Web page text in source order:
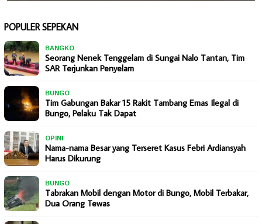
POPULER SEPEKAN
BANGKO
Seorang Nenek Tenggelam di Sungai Nalo Tantan, Tim
SAR Terjunkan Penyelam
BUNGO
Tim Gabungan Bakar 15 Rakit Tambang Emas Ilegal di
Bungo, Pelaku Tak Dapat
OPINI
Nama-nama Besar yang Terseret Kasus Febri Ardiansyah
Harus Dikurung
BUNGO
Tabrakan Mobil dengan Motor di Bungo, Mobil Terbakar,
Dua Orang Tewas